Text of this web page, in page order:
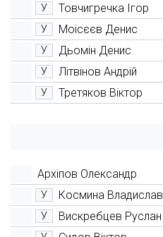
У Товчигречка Ігор
У Моісєєв Денис
У Дьомін Денис
У Літвінов Андрій
У Третяков Віктор
Архіпов Олександр
У Космина Владислав
У Вискребцев Руслан